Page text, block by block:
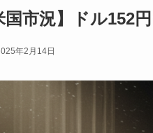
国市況】ドル152
年2月14日